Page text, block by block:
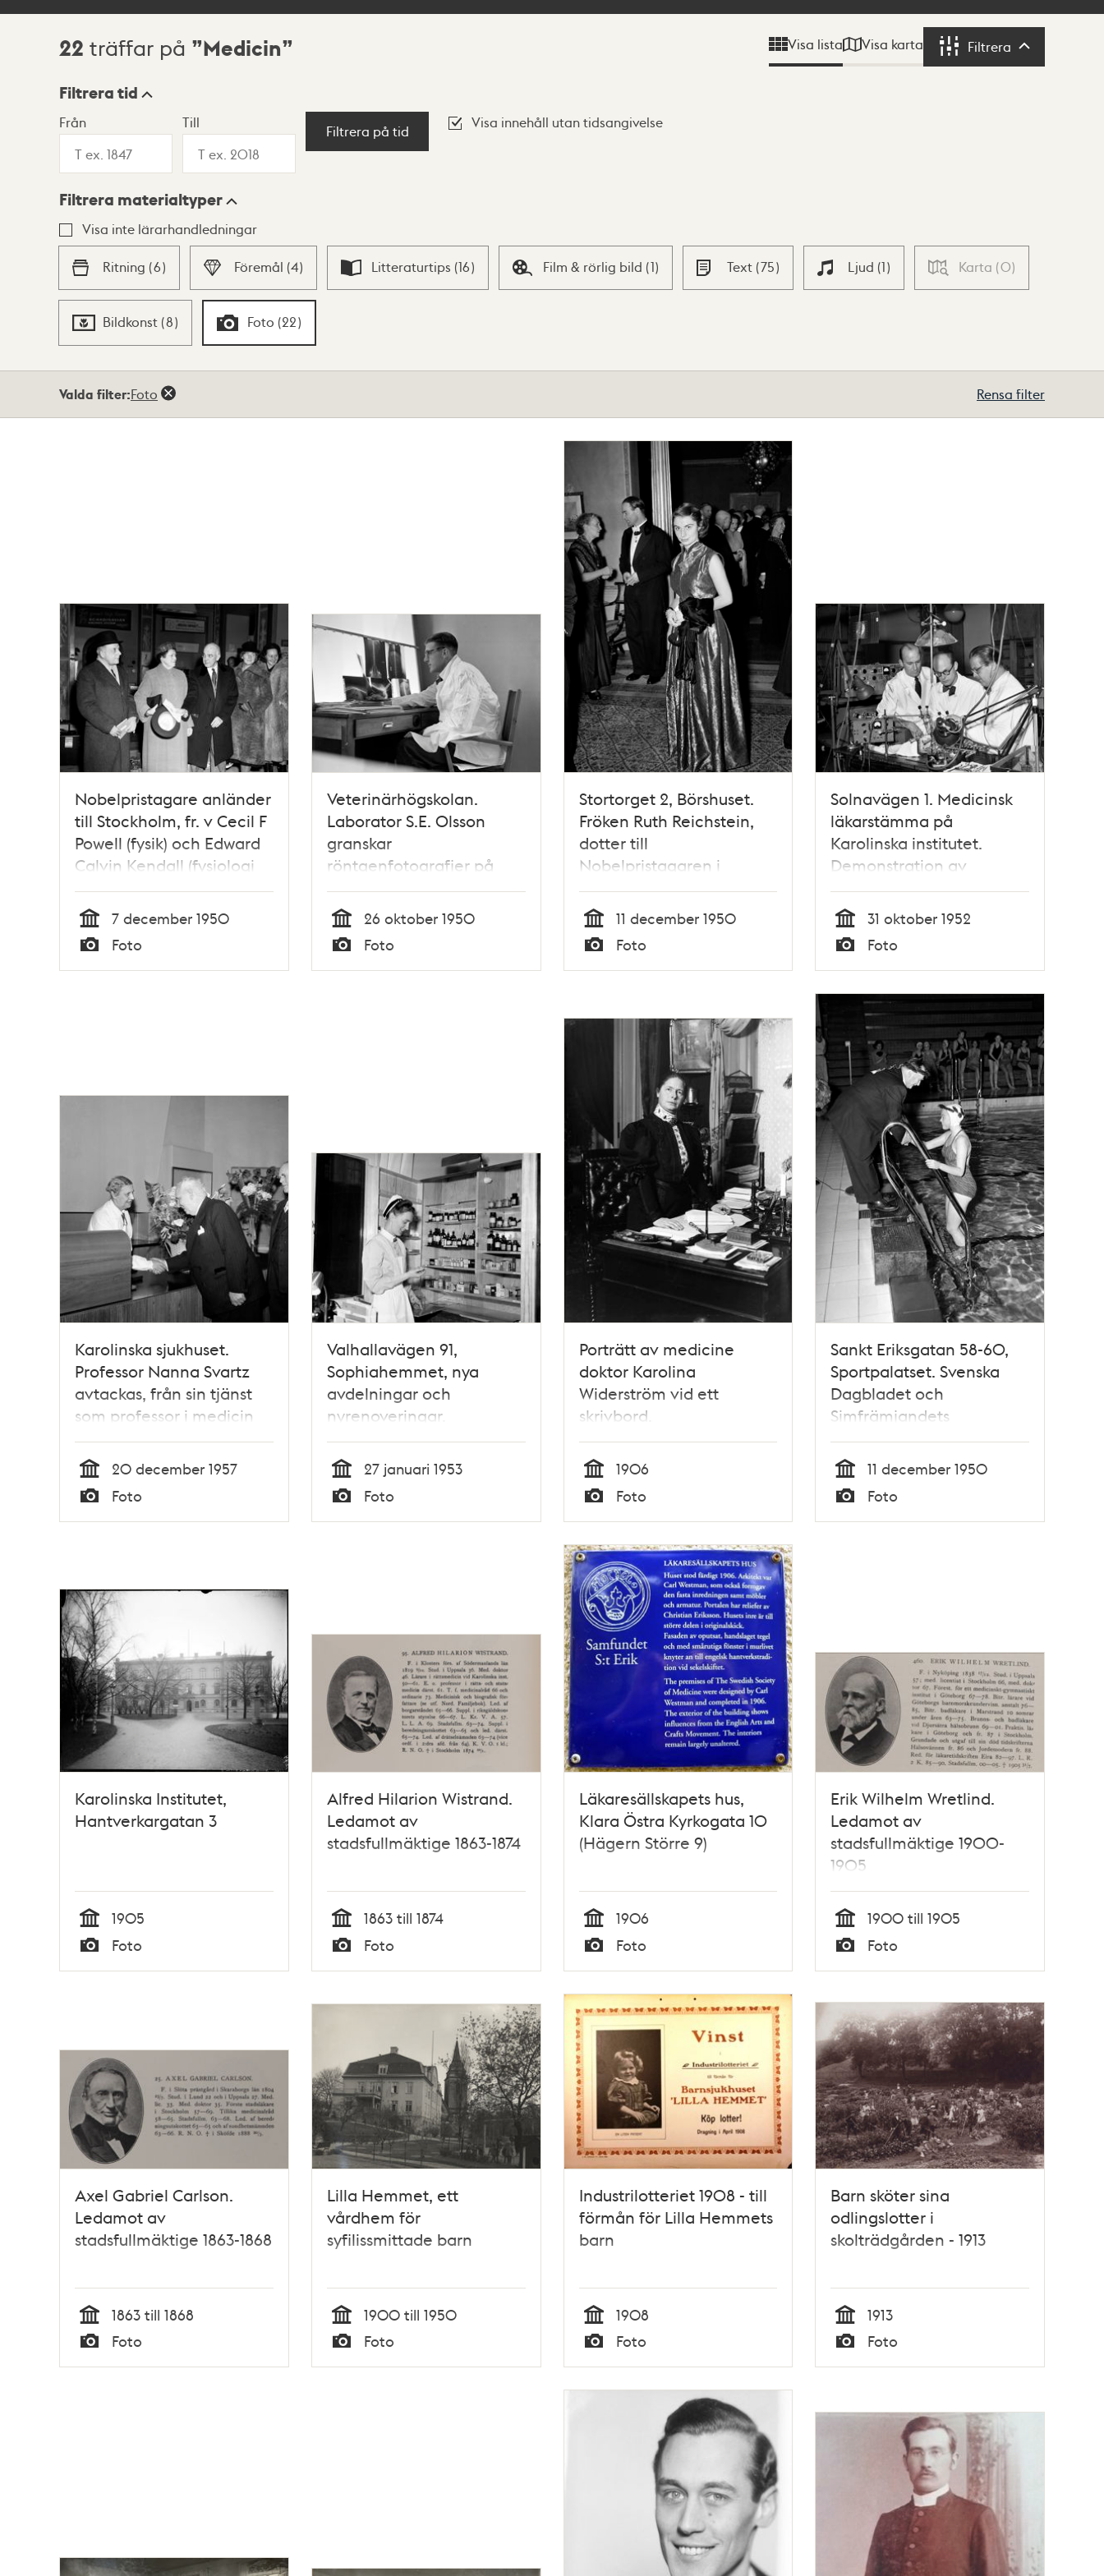
Sökresultat
22 träffar på Medicin Visa lista Visa karta Filtrera Filtrera
Visningsläge
Lista Karta
Filtrera tid
Från Till
Filtrera på tid
Visa innehåll utan tidsangivelse
Filtrera materialtyper
Visa inte lärarhandledningar
Ritning (6) Föremål (4) Litteraturtips (16) Film & rörlig bild (1) Text (75) Ljud (1) Karta (0)
Bildkonst (8) Foto (22)
Valda filter:Foto Rensa filter
Nobelpristagare anländer
till Stockholm, fr. v Cecil F
Powell (fysik) och Edward
Calvin Kendall (fysiologi
och medicin)
Tid
7 december 1950
Typ
Foto
Veterinärhögskolan.
Laborator S.E. Olsson
granskar
röntgenfotografier på
medicinska hudkliniken.
Fotografierna föreställer
diskbråck hos hundar
Tid
26 oktober 1950
Typ
Foto
Stortorget 2, Börshuset.
Fröken Ruth Reichstein,
dotter till
Nobelpristagaren i
medicin, Professor Tadeus
Reichstein
Tid
11 december 1950
Typ
Foto
Solnavägen 1. Medicinsk
läkarstämma på
Karolinska institutet.
Demonstration av
hjärnbarkens elektriska
aktivitet på en apa. Fr. v.
Dr. I. Petersén, Prof. C. G.
Bernhard och Dr. E. Bohn
Tid
31 oktober 1952
Typ
Foto
Karolinska sjukhuset.
Professor Nanna Svartz
avtackas, från sin tjänst
som professor i medicin
vid Karolinska institutet
och överläkare vid
Karolinska sjukhuset
Tid
20 december 1957
Typ
Foto
Valhallavägen 91,
Sophiahemmet, nya
avdelningar och
nyrenoveringar.
Sjuksköterska Inga Lisa vid
ett medicinskåp på
kirurgiska
vårdavdelningen 111
Tid
27 januari 1953
Typ
Foto
Porträtt av medicine
doktor Karolina
Widerström vid ett
skrivbord.
Tid
1906
Typ
Foto
Sankt Eriksgatan 58-60,
Sportpalatset. Svenska
Dagbladet och
Simfrämjandets
promotion, på bilden ses
Ulla Sundsten tacka
promotorn,
medicinalrådet John
Byttner för eklövskransen
Tid
11 december 1950
Typ
Foto
Karolinska Institutet,
Hantverkargatan 3
Tid
1905
Typ
Foto
Alfred Hilarion Wistrand.
Ledamot av
stadsfullmäktige 1863-1874
Tid
1863 till 1874
Typ
Foto
Läkaresällskapets hus,
Klara Östra Kyrkogata 10
(Hägern Större 9)
Tid
1906
Typ
Foto
Erik Wilhelm Wretlind.
Ledamot av
stadsfullmäktige 1900-
1905
Tid
1900 till 1905
Typ
Foto
Axel Gabriel Carlson.
Ledamot av
stadsfullmäktige 1863-1868
Tid
1863 till 1868
Typ
Foto
Lilla Hemmet, ett
vårdhem för
syfilissmittade barn
Tid
1900 till 1950
Typ
Foto
Industrilotteriet 1908 - till
förmån för Lilla Hemmets
barn
Tid
1908
Typ
Foto
Barn sköter sina
odlingslotter i
skolträdgården - 1913
Tid
1913
Typ
Foto